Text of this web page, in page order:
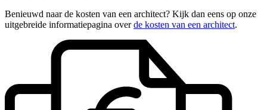
Benieuwd naar de kosten van een architect? Kijk dan eens op onze
uitgebreide informatiepagina overde kosten van een architect.